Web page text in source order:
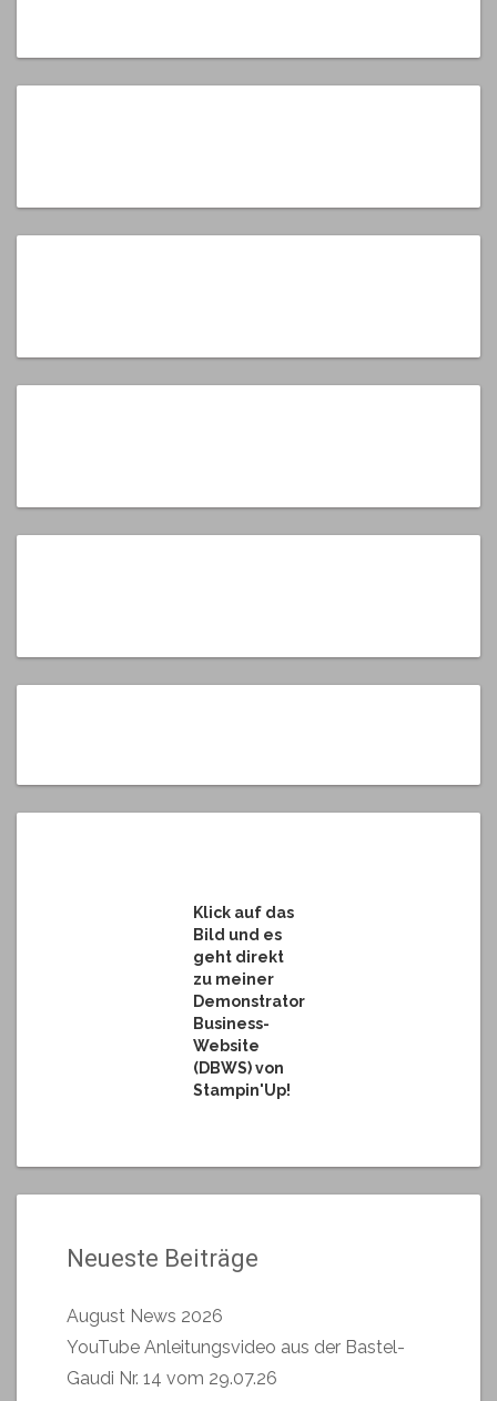
Klick auf das
Bild und es
geht direkt
zu meiner
Demonstrator
Business-
Website
(DBWS) von
Stampin'Up!
Neueste Beiträge
August News 2026
YouTube Anleitungsvideo aus der Bastel-
Gaudi Nr. 14 vom 29.07.26